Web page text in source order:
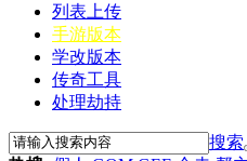
列表上传
手游版本
学改版本
传奇工具
处理劫持
搜索